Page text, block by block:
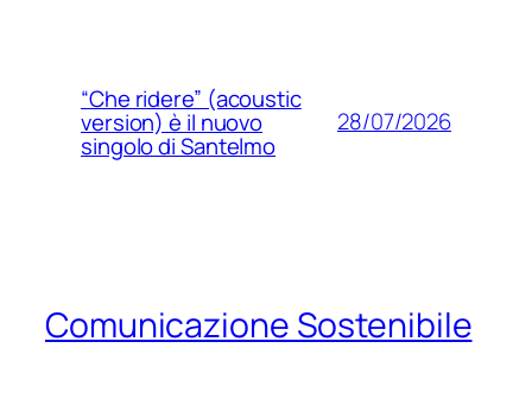
“Che ridere” (acoustic
version) è il nuovo
singolo di Santelmo
28/07/2026
Comunicazione Sostenibile